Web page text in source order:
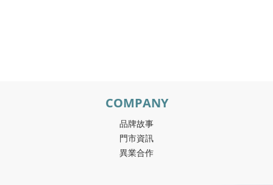
COMPANY
品牌故事
門市資訊
異業合作